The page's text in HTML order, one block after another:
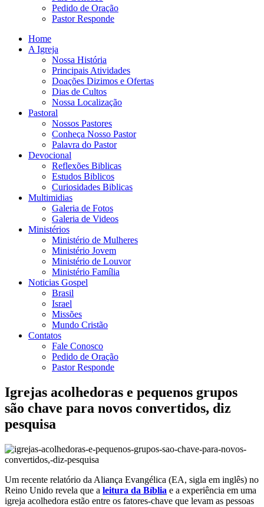
Pedido de Oração
Pastor Responde
Home
A Igreja
Nossa História
Principais Atividades
Doações Dizimos e Ofertas
Dias de Cultos
Nossa Localização
Pastoral
Nossos Pastores
Conheça Nosso Pastor
Palavra do Pastor
Devocional
Reflexões Biblicas
Estudos Biblicos
Curiosidades Biblicas
Multimidias
Galeria de Fotos
Galeria de Videos
Ministérios
Ministério de Mulheres
Ministério Jovem
Ministério de Louvor
Ministério Família
Noticias Gospel
Brasil
Israel
Missões
Mundo Cristão
Contatos
Fale Conosco
Pedido de Oração
Pastor Responde
Igrejas acolhedoras e pequenos grupos
são chave para novos convertidos, diz
pesquisa
Um recente relatório da Aliança Evangélica (EA, sigla em inglês) no
Reino Unido revela que a leitura da Bíblia e a experiência em uma
igreja acolhedora estão entre os fatores-chave que levam as pessoas